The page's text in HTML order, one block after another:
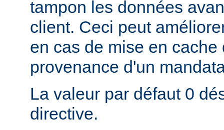
tampon les données
client. Ceci peut
en cas de mise en cache
provenance d'un
La valeur par défaut 0
directive.